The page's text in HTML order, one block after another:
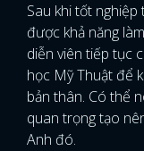
Sau khi tốt
được khả năng
diễn viên tiếp tục
học Mỹ Thuật để
bản thân. Có thể
quan trọng tạo
Anh đó.